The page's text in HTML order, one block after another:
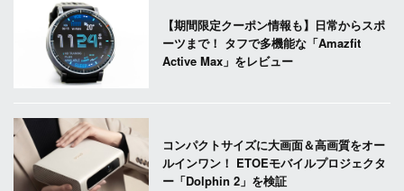
【期間限定クーポン情報も】日常からスポ
ーツまで！ タフで多機能な「Amazfit
Active Max」をレビュー
コンパクトサイズに大画面＆高画質をオー
ルインワン！ ETOEモバイルプロジェクタ
ー「Dolphin 2」を検証